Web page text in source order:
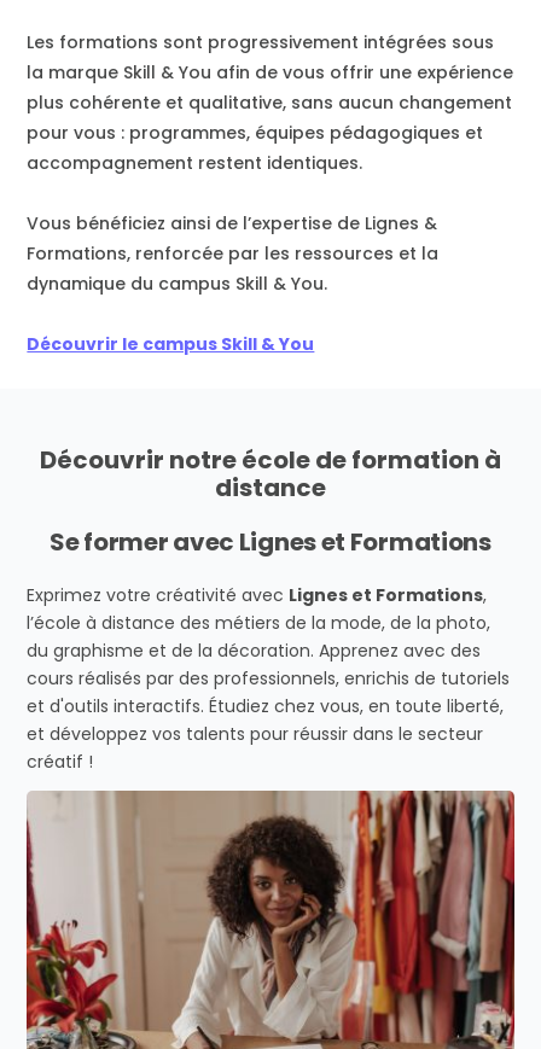
Les formations sont progressivement intégrées sous
la marque Skill & You afin de vous offrir une expérience
plus cohérente et qualitative, sans aucun changement
pour vous : programmes, équipes pédagogiques et
accompagnement restent identiques.
Vous bénéficiez ainsi de l’expertise de Lignes &
Formations, renforcée par les ressources et la
dynamique du campus Skill & You.
Découvrir le campus Skill & You
Découvrir notre école de formation à
distance
Se former avec Lignes et Formations
Exprimez votre créativité avec Lignes et Formations,
l’école à distance des métiers de la mode, de la photo,
du graphisme et de la décoration. Apprenez avec des
cours réalisés par des professionnels, enrichis de tutoriels
et d'outils interactifs. Étudiez chez vous, en toute liberté,
et développez vos talents pour réussir dans le secteur
créatif !